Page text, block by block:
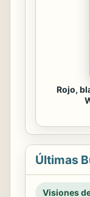
Rojo,
Últimas
Visiones